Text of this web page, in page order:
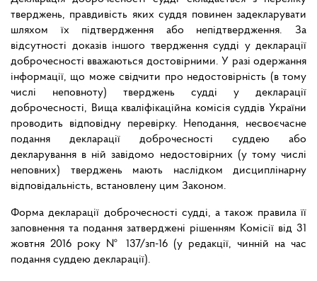
тверджень, правдивість яких суддя повинен задекларувати
шляхом їх підтвердження або непідтвердження. За
відсутності доказів іншого твердження судді у декларації
доброчесності вважаються достовірними. У разі одержання
інформації, що може свідчити про недостовірність (в тому
числі неповноту) тверджень судді у декларації
доброчесності, Вища кваліфікаційна комісія суддів України
проводить відповідну перевірку. Неподання, несвоєчасне
подання декларації доброчесності суддею або
декларування в ній завідомо недостовірних (у тому числі
неповних) тверджень мають наслідком дисциплінарну
відповідальність, встановлену цим Законом.
Форма декларації доброчесності судді, а також правила її
заповнення та подання затверджені рішенням Комісії від 31
жовтня 2016 року № 137/зп-16 (у редакції, чинній на час
подання суддею декларації).